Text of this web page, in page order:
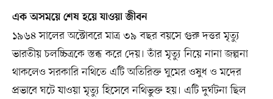
এক অসময়ে শেষ হয়ে যাওয়া জীবন
১৯৬৪ সালের অক্টোবরে মাত্র ৩৯ বছর বয়সে গুরু দত্তর মৃত্যু
ভারতীয় চলচ্চিত্রকে স্তব্ধ করে দেয়। তাঁর মৃত্যু নিয়ে নানা জল্পনা
থাকলেও সরকারি নথিতে এটি অতিরিক্ত ঘুমের ওষুধ ও মদের
প্রভাবে ঘটে যাওয়া মৃত্যু হিসেবে নথিভুক্ত হয়। এটি দুর্ঘটনা ছিল